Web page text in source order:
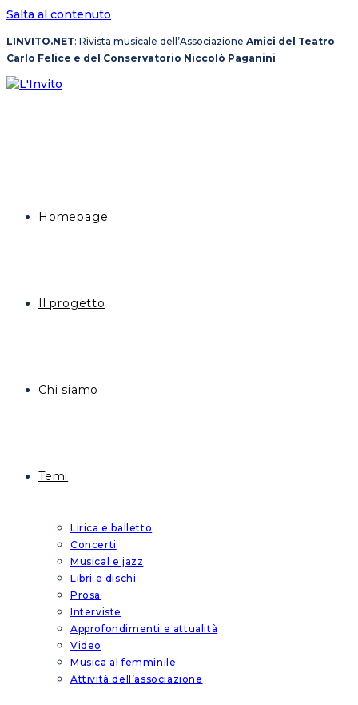
Salta al contenuto
LINVITO.NET: Rivista musicale dell’Associazione Amici del Teatro
Carlo Felice e del Conservatorio Niccolò Paganini
Homepage
Il progetto
Chi siamo
Temi
Lirica e balletto
Concerti
Musical e jazz
Libri e dischi
Prosa
Interviste
Approfondimenti e attualità
Video
Musica al femminile
Attività dell’associazione